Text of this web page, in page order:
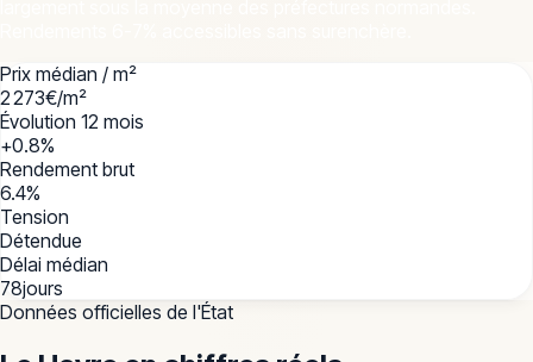
Prix médian / m²
2 273€/m²
Évolution 12 mois
+0.8%
Rendement brut
6.4%
Tension
Détendue
Délai médian
78jours
Données officielles de l'État